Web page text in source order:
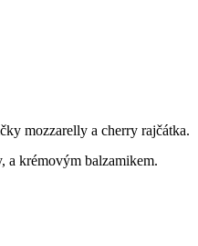
mozzarelly a cherry rajčátka.
a krémovým balzamikem.